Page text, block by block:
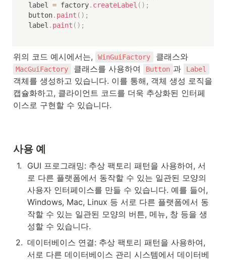
label = factory. createLabel ( ) ;
button. paint ( ) ;
label . paint ( ) ;
위의 코드 예시에서는, WinGuiFactory 클래스와
MacGuiFactory 클래스를 사용하여 Button 과 Label
객체를 생성하고 있습니다. 이를 통해, 객체 생성 로직을
캡슐화하고, 클라이언트 코드를 더욱 추상화된 인터페
이스로 구현할 수 있습니다.
사용 예
1.
GUI 프로그래밍: 추상 팩토리 패턴을 사용하여, 서
로 다른 플랫폼에서 동작할 수 있는 일관된 모양의
사용자 인터페이스를 만들 수 있습니다. 예를 들어,
Windows, Mac, Linux 등 서로 다른 플랫폼에서 동
작할 수 있는 일관된 모양의 버튼, 메뉴, 창 등을 생
성할 수 있습니다.
2. 데이터베이스 연결: 추상 팩토리 패턴을 사용하여,
서로 다른 데이터베이스 관리 시스템에서 데이터베